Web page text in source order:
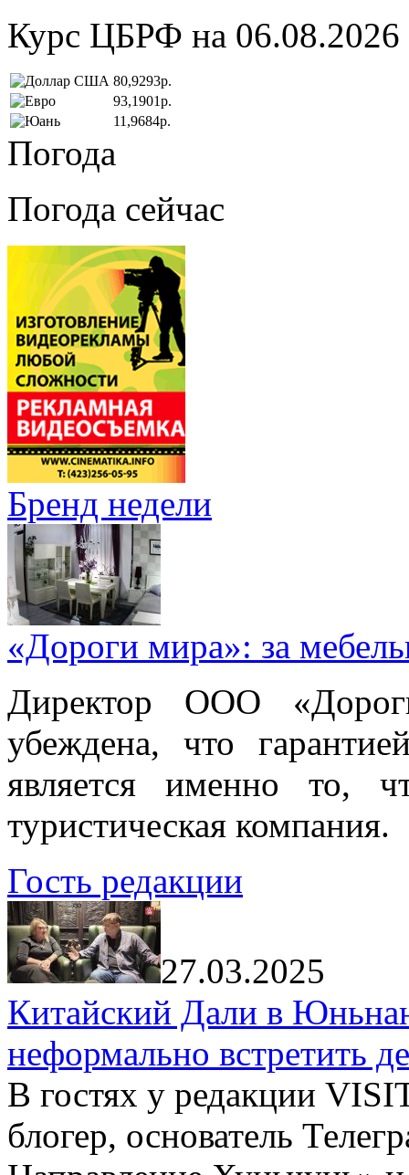
Курс ЦБРФ на 06.08.2026
80,9293р.
93,1901р.
11,9684р.
Погода
Погода сейчас
Бренд недели
«Дороги мира»: за
Директор ООО
убеждена, что
является именно то,
туристическая компания.
Гость редакции
27.03.2025
Китайский Дали в
неформально встретить
В гостях у редакции
блогер, основатель